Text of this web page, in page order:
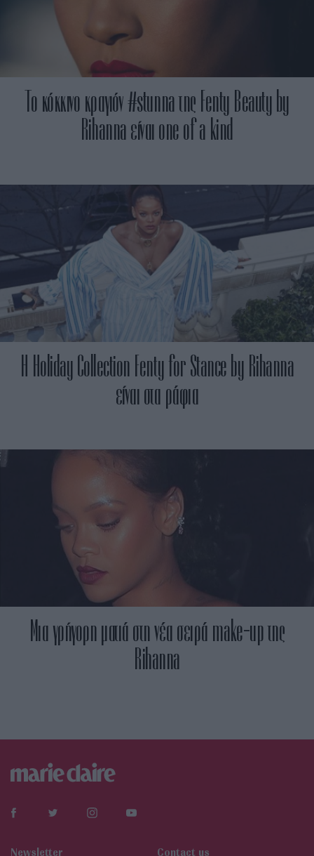
Το κόκκινο κραγιόν #stunna της Fenty Beauty by
Rihanna είναι one of a kind
H Holiday Collection Fenty for Stance by Rihanna
είναι στα ράφια
Μια γρήγορη ματιά στη νέα σειρά make-up της
Rihanna
Newsletter Contact us